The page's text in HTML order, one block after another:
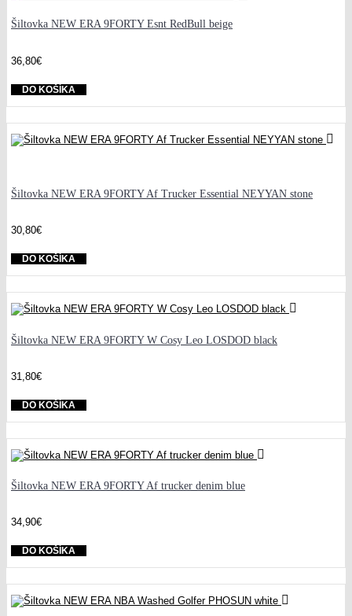
Šiltovka NEW ERA 9FORTY Esnt RedBull beige
36,80€
DO KOŠÍKA
Šiltovka NEW ERA 9FORTY Af Trucker Essential NEYYAN stone
30,80€
DO KOŠÍKA
Šiltovka NEW ERA 9FORTY W Cosy Leo LOSDOD black
31,80€
DO KOŠÍKA
Šiltovka NEW ERA 9FORTY Af trucker denim blue
34,90€
DO KOŠÍKA